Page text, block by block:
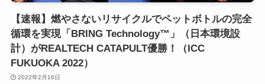
【速報】燃やさないリサイクルでペットボトルの完全
循環を実現「BRING Technology™」（日本環境設
計）がREALTECH CATAPULT優勝！（ICC
FUKUOKA 2022）
2022年2月16日